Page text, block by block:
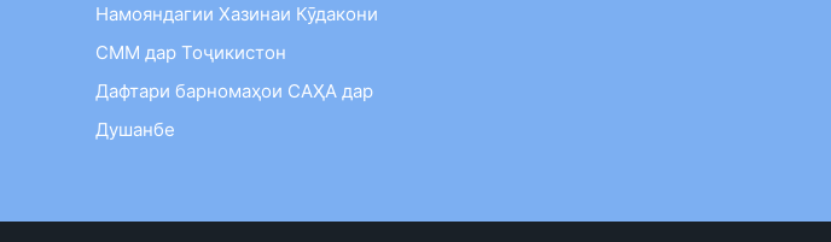
Намояндагии Хазинаи Кӯдакони
СММ дар Тоҷикистон
Дафтари барномаҳои САҲА дар
Душанбе